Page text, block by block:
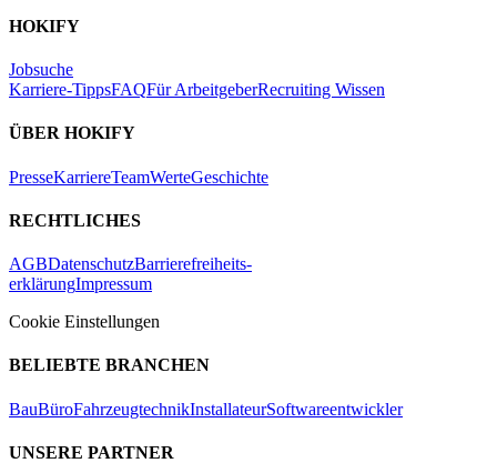
HOKIFY
Jobsuche
Karriere-TippsFAQFür ArbeitgeberRecruiting Wissen
ÜBER HOKIFY
PresseKarriereTeamWerteGeschichte
RECHTLICHES
AGBDatenschutzBarrierefreiheits-
erklärungImpressum
Cookie Einstellungen
BELIEBTE BRANCHEN
BauBüroFahrzeugtechnikInstallateurSoftwareentwickler
UNSERE PARTNER